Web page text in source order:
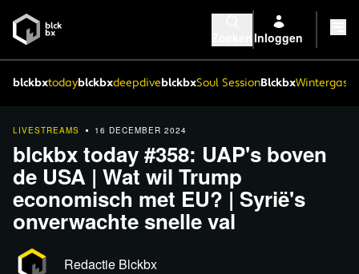
Inloggen
blckbxtodayblckbxdeepdiveblckbxSoul SessionBlckbx
LIVESTREAMS 16 DECEMBER 2024
blckbx today #358: UAP's boven
de USA | Wat wil Trump
economisch met EU? | Syrië's
onverwachte snelle val
Redactie Blckbx